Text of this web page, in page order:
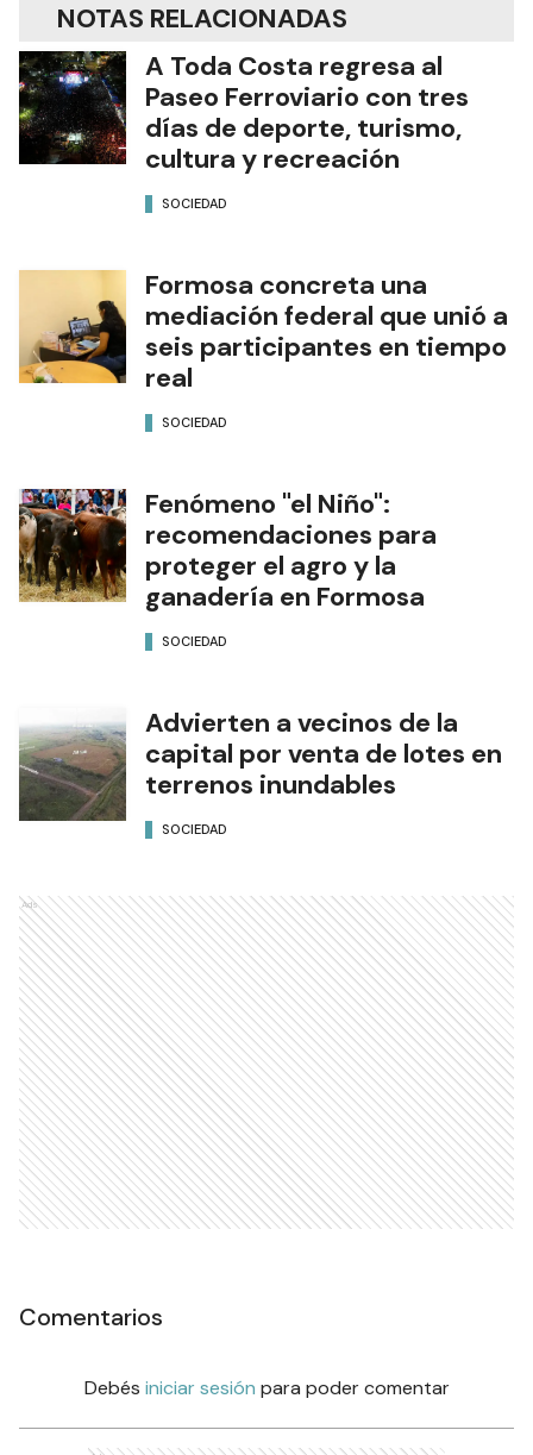
NOTAS RELACIONADAS
A Toda Costa regresa al
Paseo Ferroviario con tres
días de deporte, turismo,
cultura y recreación
SOCIEDAD
Formosa concreta una
mediación federal que unió a
seis participantes en tiempo
real
SOCIEDAD
Fenómeno "el Niño":
recomendaciones para
proteger el agro y la
ganadería en Formosa
SOCIEDAD
Advierten a vecinos de la
capital por venta de lotes en
terrenos inundables
SOCIEDAD
Ads
Comentarios
Debés iniciar sesión para poder comentar